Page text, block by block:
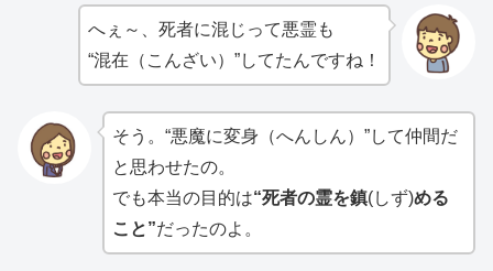
へぇ～、死者に混じって悪霊も
“混在（こんざい）”してたんですね！
そう。“悪魔に変身（へんしん）”して仲間だ
と思わせたの。
でも本当の目的は“死者の霊を鎮(しず)める
こと”だったのよ。